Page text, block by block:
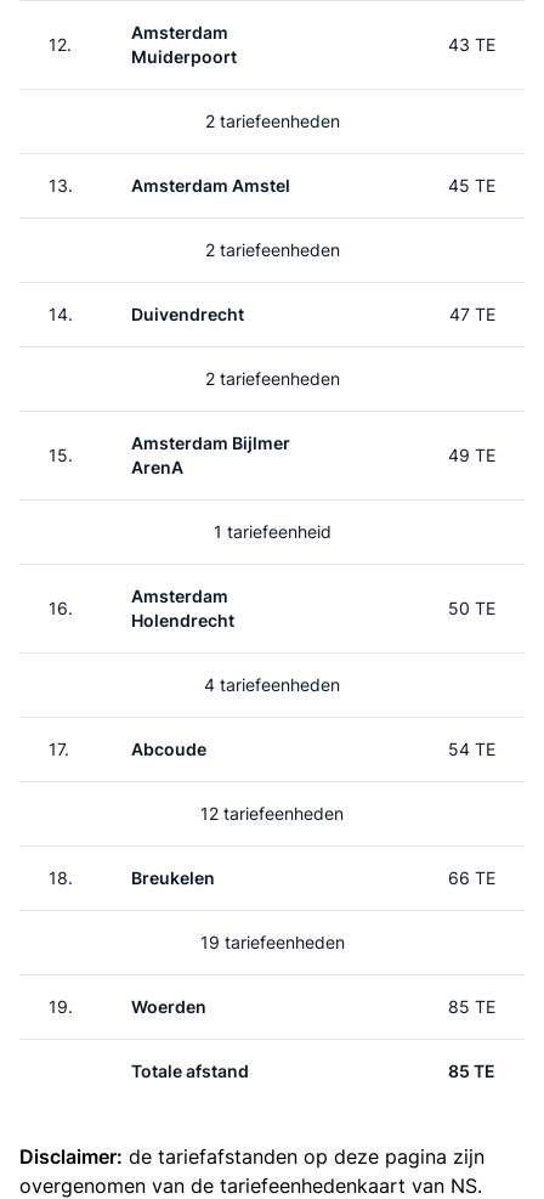
12.
Amsterdam
Muiderpoort
43 TE
2 tariefeenheden
13. Amsterdam Amstel 45 TE
2 tariefeenheden
14. Duivendrecht 47 TE
2 tariefeenheden
15.
Amsterdam Bijlmer
ArenA
49 TE
1 tariefeenheid
16.
Amsterdam
Holendrecht
50 TE
4 tariefeenheden
17. Abcoude 54 TE
12 tariefeenheden
18. Breukelen 66 TE
19 tariefeenheden
19. Woerden 85 TE
Totale afstand 85 TE
Disclaimer: de tariefafstanden op deze pagina zijn
overgenomen van de tariefeenhedenkaart van NS.